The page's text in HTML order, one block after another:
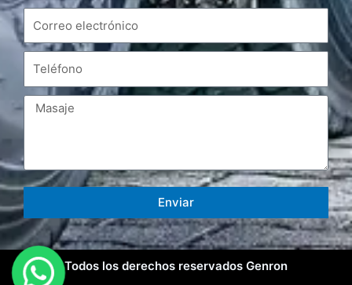
Enviar
Todos los derechos reservados Genron